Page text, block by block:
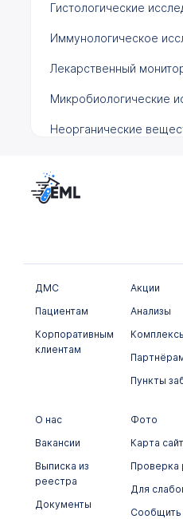
Гистологические
Иммунологическое
Лекарственный
Микробиологические
Неорганические
Общеклинические
Химико-
Цитологические
ДМС
Пациентам
Корпоративным
клиентам
Акции
Анализы
Пункты
О нас
Вакансии
Выписка из
реестра
Документы
Фото
Карта
Проверка
Для